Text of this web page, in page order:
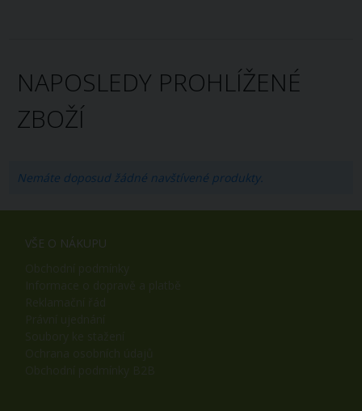
NAPOSLEDY PROHLÍŽENÉ
ZBOŽÍ
Nemáte doposud žádné navštívené produkty.
VŠE O NÁKUPU